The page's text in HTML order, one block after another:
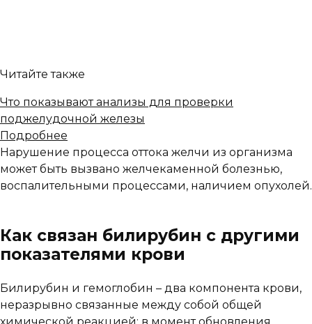
Читайте также
Что показывают анализы для проверки
поджелудочной железы
Подробнее
Нарушение процесса оттока желчи из организма
может быть вызвано желчекаменной болезнью,
воспалительными процессами, наличием опухолей.
Как связан билирубин с другими
показателями крови
Билирубин и гемоглобин – два компонента крови,
неразрывно связанные между собой общей